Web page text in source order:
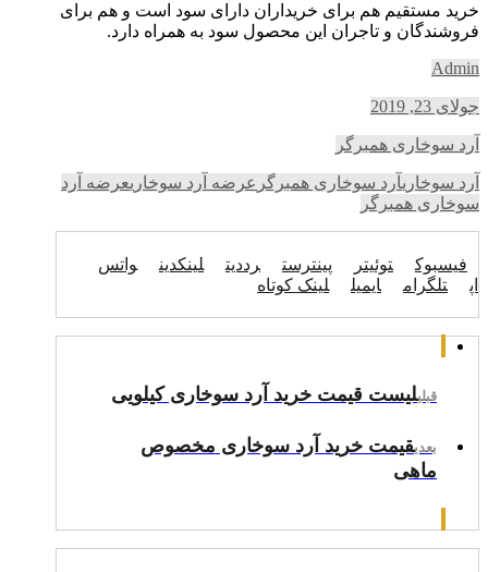
خرید مستقیم هم برای خریداران دارای سود است و هم برای
فروشندگان و تاجران این محصول سود به همراه دارد.
Admin
جولای 23, 2019
آرد سوخاری همبرگر
آرد سوخاریآرد سوخاری همبرگر عرضه آرد سوخاریعرضه آرد
سوخاری همبرگر
فیسبوک توئیتر پینترست رددیت لینکدین
واتس
اپ
تلگرام ایمیل لینک کوتاه
قبلیلیست قیمت خرید آرد سوخاری کیلویی
بعدیقیمت خرید آرد سوخاری مخصوص
ماهی